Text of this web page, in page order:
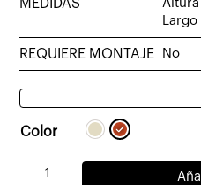
MEDIDAS
REQUIERE MONTAJE No
Color
Silla